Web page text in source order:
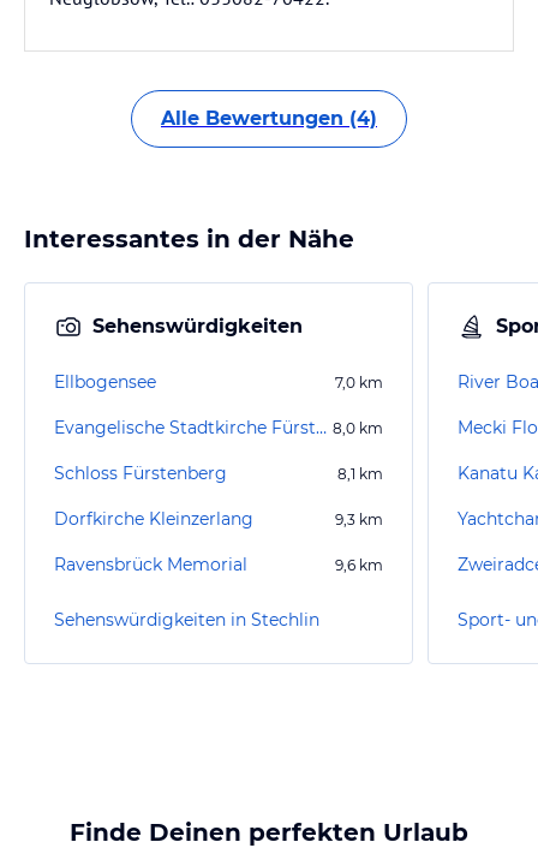
Alle Bewertungen (4)
Interessantes in der Nähe
Sehenswürdigkeiten
Ellbogensee 7,0 km
Evangelische Stadtkirche Fürstenberg/Havel 8,0 km
Schloss Fürstenberg 8,1 km
Dorfkirche Kleinzerlang 9,3 km
Ravensbrück Memorial 9,6 km
Sehenswürdigkeiten in Stechlin
River
Mecki
Kanatu
Finde Deinen perfekten Urlaub